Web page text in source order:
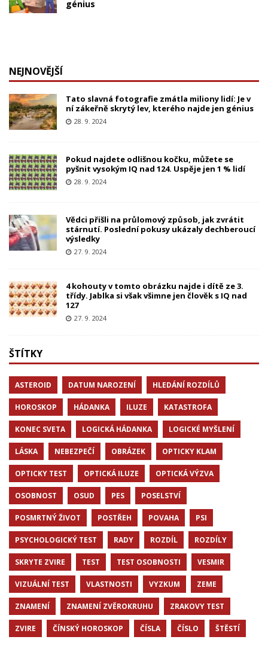
génius
NEJNOVĚJŠÍ
Tato slavná fotografie zmátla miliony lidí: Je v
ní zákeřně skrytý lev, kterého najde jen génius
28. 9. 2024
Pokud najdete odlišnou kočku, můžete se
pyšnit vysokým IQ nad 124. Uspěje jen 1 % lidí
28. 9. 2024
Vědci přišli na průlomový způsob, jak zvrátit
stárnutí. Poslední pokusy ukázaly dechberoucí
výsledky
27. 9. 2024
4 kohouty v tomto obrázku najde i dítě ze 3.
třídy. Jablka si však všimne jen člověk s IQ nad
127
27. 9. 2024
ŠTÍTKY
ASTEROID DATUM NAROZENÍ HLEDÁNÍ ROZDÍLŮ
HOROSKOP HÁDANKA ILUZE KATASTROFA
KONEC SVETA LOGICKÁ HÁDANKA LOGICKÉ MYŠLENÍ
LÁSKA NEBEZPEČÍ OBRÁZEK OPTICKY KLAM
OPTICKY TEST OPTICKÁ ILUZE OPTICKÁ VÝZVA
OSOBNOST OSUD PES POSELSTVÍ
POSMRTNÝ ŽIVOT POSTŘEH POVAHA PSI
PSYCHOLOGICKÝ TEST RADY ROZDÍL ROZDÍLY
SKRYTE ZVIRE TEST TEST OSOBNOSTI VESMIR
VIZUÁLNÍ TEST VLASTNOSTI VYZKUM ZEME
ZNAMENÍ ZNAMENÍ ZVĚROKRUHU ZRAKOVY TEST
ZVIRE ČÍNSKÝ HOROSKOP ČÍSLA ČÍSLO ŠTĚSTÍ